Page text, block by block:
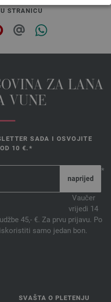
STRANICU
ZA LANA
VUNE
SADA I OSVOJITE
10 €.*
*
Vaučer
vrijedi 14
45,- €. Za prvu prijavu. Po
samo jedan bon.
SVAŠTA O PLETENJU